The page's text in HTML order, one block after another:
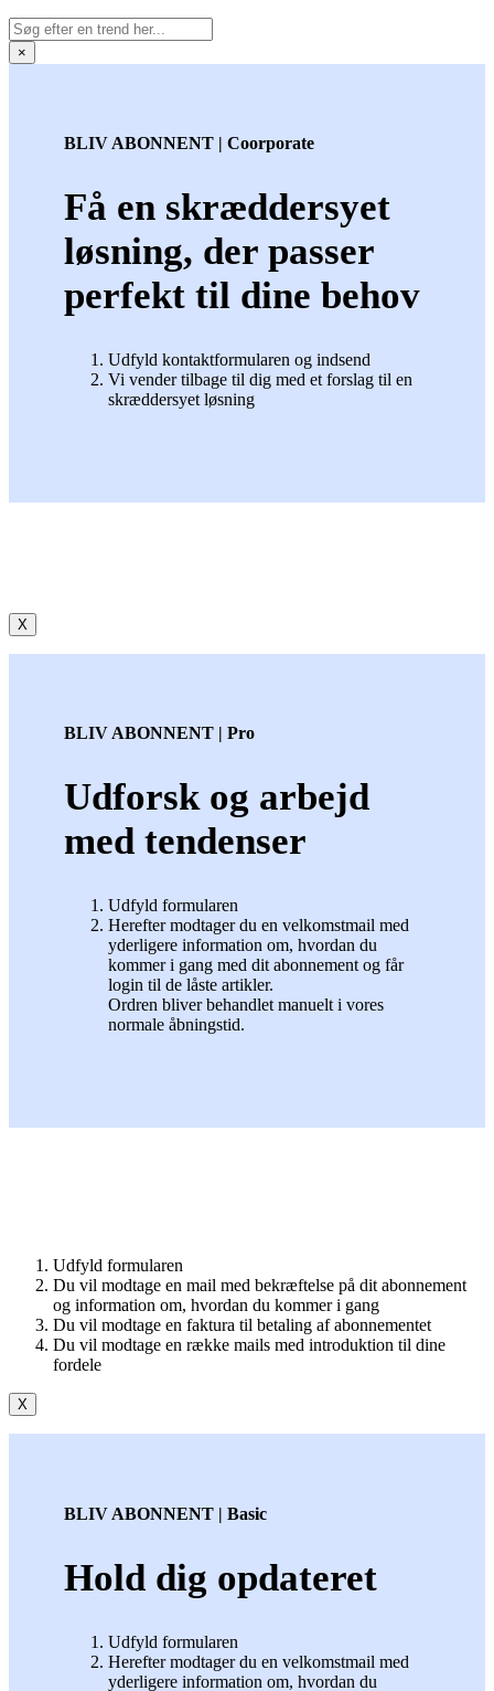
×
BLIV ABONNENT | Coorporate
Få en skræddersyet
løsning, der passer
perfekt til dine behov
Udfyld kontaktformularen og indsend
Vi vender tilbage til dig med et forslag til en
skræddersyet løsning
X
BLIV ABONNENT | Pro
Udforsk og arbejd
med tendenser
Udfyld formularen
Herefter modtager du en velkomstmail med
yderligere information om, hvordan du
kommer i gang med dit abonnement og får
login til de låste artikler.
Ordren bliver behandlet manuelt i vores
normale åbningstid.
Udfyld formularen
Du vil modtage en mail med bekræftelse på dit abonnement
og information om, hvordan du kommer i gang
Du vil modtage en faktura til betaling af abonnementet
Du vil modtage en række mails med introduktion til dine
fordele
X
BLIV ABONNENT | Basic
Hold dig opdateret
Udfyld formularen
Herefter modtager du en velkomstmail med
yderligere information om, hvordan du